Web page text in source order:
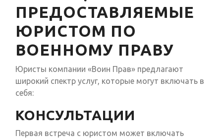
ПРЕДОСТАВЛЯЕМЫЕ
ЮРИСТОМ ПО
ВОЕННОМУ ПРАВУ
Юристы компании «Воин Прав» предлагают
широкий спектр услуг, которые могут включать в
себя:
КОНСУЛЬТАЦИИ
Первая встреча с юристом может включать